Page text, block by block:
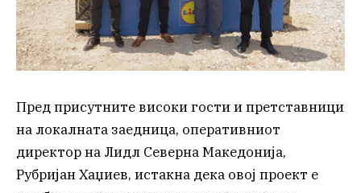
Пред присутните високи гости и претставници
на локалната заедница, оперативниот
директор на Лидл Северна Македонија,
Рубријан Хаџиев, истакна дека овој проект е